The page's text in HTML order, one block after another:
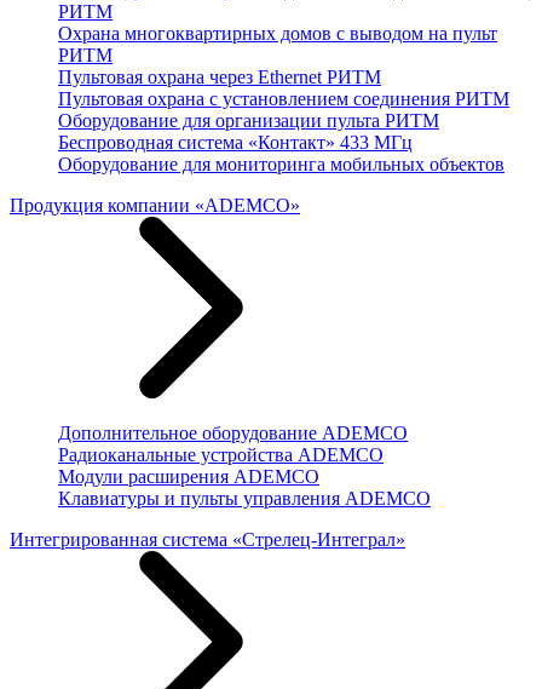
РИТМ
Охрана многоквартирных домов с выводом на пульт
РИТМ
Пультовая охрана через Ethernet РИТМ
Пультовая охрана с установлением соединения РИТМ
Оборудование для организации пульта РИТМ
Беспроводная система «Контакт» 433 МГц
Оборудование для мониторинга мобильных объектов
Продукция компании «ADEMCO»
Дополнительное оборудование ADEMCO
Радиоканальные устройства ADEMCO
Модули расширения ADEMCO
Клавиатуры и пульты управления ADEMCO
Интегрированная система «Стрелец-Интеграл»